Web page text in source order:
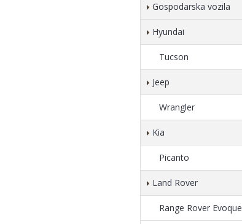
Gospodarska vozila
Hyundai
Tucson
Jeep
Wrangler
Kia
Picanto
Land Rover
Range Rover Evoque